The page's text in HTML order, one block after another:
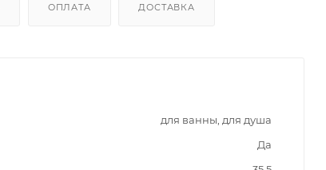
ОПЛАТА ДОСТАВКА
для ванны, для душа
Да